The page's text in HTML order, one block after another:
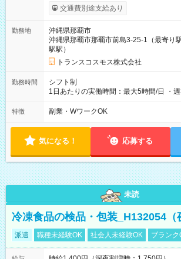
交通費別途支給あり
勤務地
沖縄県那覇市
沖縄県那覇市那覇市前島3-25-1（最寄り
駅駅）
トランスコスモス株式会社
勤務時間
シフト制
1日あたりの実働時間：最大5時間/日 ・
間 ・平日のみOK ▼シフト例 ・8:00～13:00 ・9:00～12:00 ・
9:00～14:00
特徴 副業・WワークOK
気になる！ 応募する
未読
冷凍食品の検品・包装_H132054（
派遣 職種未経験OK 社会人未経験OK ブランク